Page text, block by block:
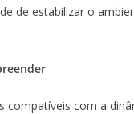
de estabilizar o
com a